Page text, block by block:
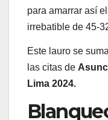
para amarrar así
irrebatible de 45-
Este lauro se
las citas de
Lima 2024.